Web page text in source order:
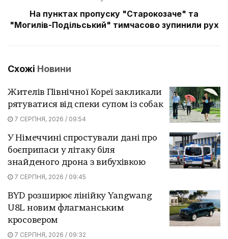
На пунктах пропуску "Старокозаче" та
"Могилів-Подільський" тимчасово зупинили рух
Схожі Новини
Жителів Північної Кореї закликали
рятуватися від спеки супом із собак
7 СЕРПНЯ, 2026 / 09:54
У Німеччині спростували дані про
боєприпаси у літаку біля
знайденого дрона з вибухівкою
7 СЕРПНЯ, 2026 / 09:45
BYD розширює лінійку Yangwang
U8L новим флагманським
кросовером
7 СЕРПНЯ, 2026 / 09:32